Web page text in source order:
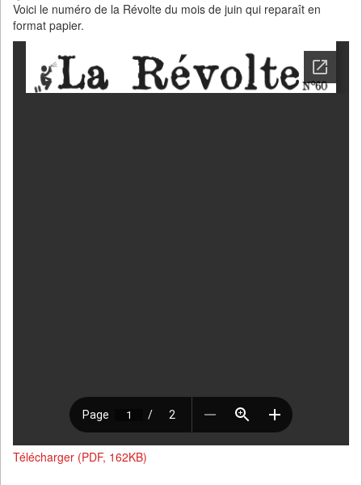
Voici le numéro de la Révolte du mois de juin qui reparaît en
format papier.
Télécharger (PDF, 162KB)